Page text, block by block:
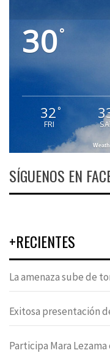
30°
32°
FRI
SÍGUENOS EN
+RECIENTES
La amenaza sube de
Exitosa presentación
Participa Mara